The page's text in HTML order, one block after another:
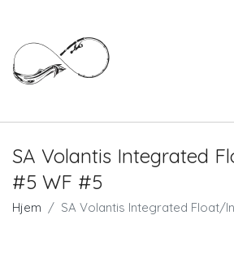
SA Volantis Integrated
#5 WF #5
Hjem SA Volantis Integrated Float/